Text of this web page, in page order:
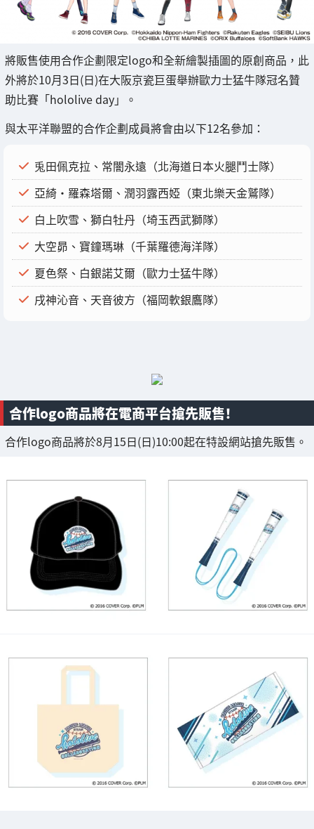
將販售使用合作企劃限定logo和全新繪製插圖的原創商品，此
外將於10月3日(日)在大阪京瓷巨蛋舉辦歐力士猛牛隊冠名贊
助比賽「hololive day」。
與太平洋聯盟的合作企劃成員將會由以下12名參加：
兎田佩克拉、常闇永遠（北海道日本火腿鬥士隊）
亞綺·羅森塔爾、潤羽露西婭（東北樂天金鷲隊）
白上吹雪、獅白牡丹（埼玉西武獅隊）
大空昴、寶鐘瑪琳（千葉羅德海洋隊）
夏色祭、白銀諾艾爾（歐力士猛牛隊）
戌神沁音、天音彼方（福岡軟銀鷹隊）
合作logo商品將在電商平台搶先販售！
合作logo商品將於8月15日(日)10:00起在特設網站搶先販售。